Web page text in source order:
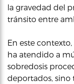
la gravedad del
tránsito entre
En este
ha atendido a
sobredosis
deportados,